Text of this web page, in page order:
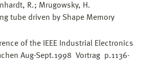
R.; Mrugowsky, H.
tube driven by Shape Memory
of the IEEE Industrial Electronics
Aug-Sept.1998 Vortrag p.1136-